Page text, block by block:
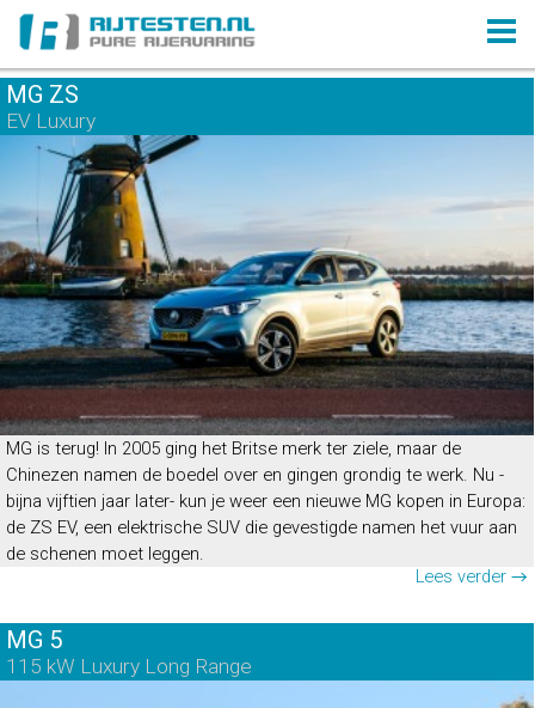
MG ZS
EV Luxury
MG is terug! In 2005 ging het Britse merk ter ziele, maar de
Chinezen namen de boedel over en gingen grondig te werk. Nu -
bijna vijftien jaar later- kun je weer een nieuwe MG kopen in Europa:
de ZS EV, een elektrische SUV die gevestigde namen het vuur aan
de schenen moet leggen.
Lees verder →
MG 5
115 kW Luxury Long Range